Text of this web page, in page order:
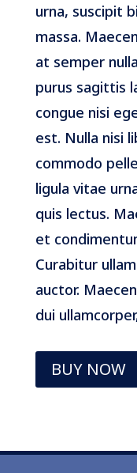
urna, suscipit
massa.
at semper
purus sagittis
congue nisi
est. Nulla nisi
commodo
ligula vitae
quis lectus.
et
Curabitur
auctor.
dui
BUY NOW